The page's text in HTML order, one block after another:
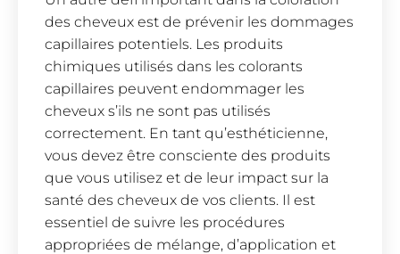
des cheveux est de prévenir les dommages
capillaires potentiels. Les produits
chimiques utilisés dans les colorants
capillaires peuvent endommager les
cheveux s’ils ne sont pas utilisés
correctement. En tant qu’esthéticienne,
vous devez être consciente des produits
que vous utilisez et de leur impact sur la
santé des cheveux de vos clients. Il est
essentiel de suivre les procédures
appropriées de mélange, d’application et